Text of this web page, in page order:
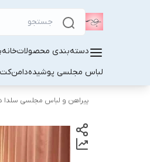
دسته‌بندی محصولاتخانه
لباس مجلسی پوشیدهدامنکت
پیراهن و لباس مجلسی